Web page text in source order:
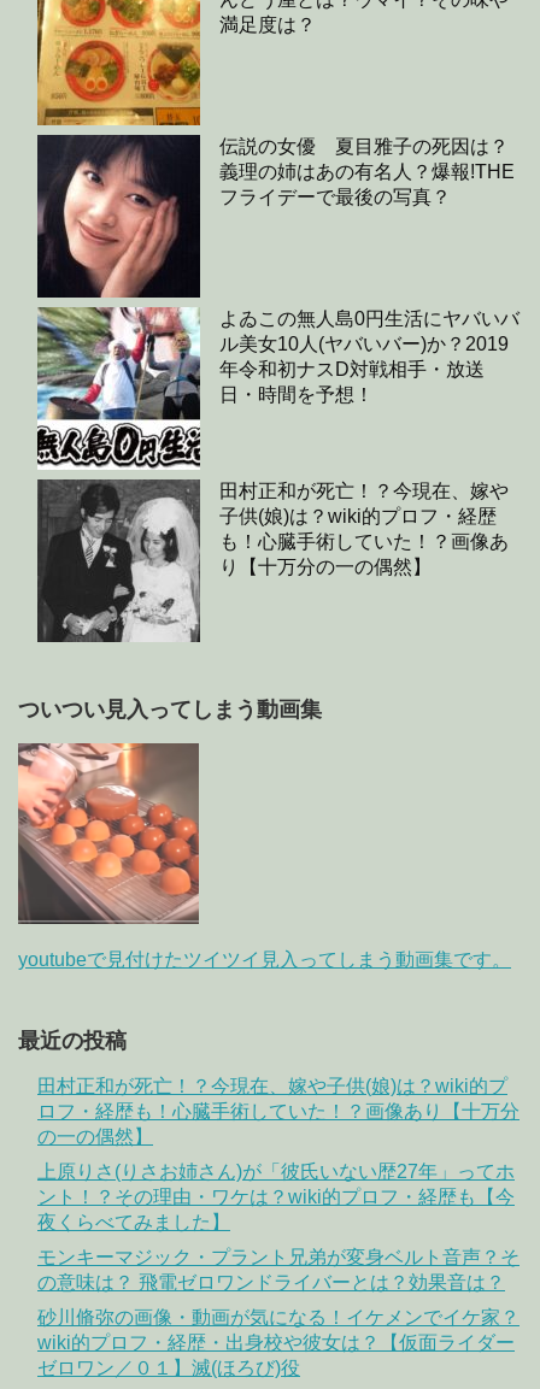
満足度は？
伝説の女優 夏目雅子の死因は？
義理の姉はあの有名人？爆報!THE
フライデーで最後の写真？
よゐこの無人島0円生活にヤバいバ
ル美女10人(ヤバいバー)か？2019
年令和初ナスD対戦相手・放送
日・時間を予想！
田村正和が死亡！？今現在、嫁や
子供(娘)は？wiki的プロフ・経歴
も！心臓手術していた！？画像あ
り【十万分の一の偶然】
ついつい見入ってしまう動画集
youtubeで見付けたツイツイ見入ってしまう動画集です。
最近の投稿
田村正和が死亡！？今現在、嫁や子供(娘)は？wiki的プ
ロフ・経歴も！心臓手術していた！？画像あり【十万分
の一の偶然】
上原りさ(りさお姉さん)が「彼氏いない歴27年」ってホ
ント！？その理由・ワケは？wiki的プロフ・経歴も【今
夜くらべてみました】
モンキーマジック・プラント兄弟が変身ベルト音声？そ
の意味は？ 飛電ゼロワンドライバーとは？効果音は？
砂川脩弥の画像・動画が気になる！イケメンでイケ家？
wiki的プロフ・経歴・出身校や彼女は？【仮面ライダー
ゼロワン／０１】滅(ほろび)役